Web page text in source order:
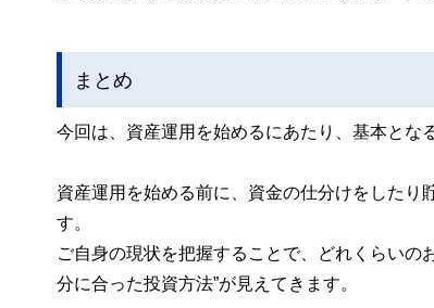
まとめ
今回は、資産運用を始めるにあたり、基本とな
資産運用を始める前に、資金の仕分けをした
す。
ご自身の現状を把握することで、どれくらいの
分に合った投資方法”が見えてきます。